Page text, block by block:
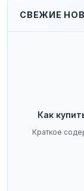
СВЕЖИЕ
Как
Краткое